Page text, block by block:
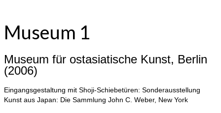
Museum 1
Museum für ostasiatische Kunst, Berlin
(2006)
Eingangsgestaltung mit Shoji-Schiebetüren: Sonderausstellung
Kunst aus Japan: Die Sammlung John C. Weber, New York